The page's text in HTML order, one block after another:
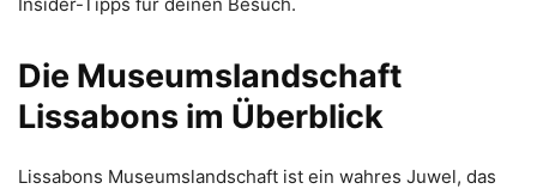
Die Museumslandschaft
Lissabons im Überblick
Lissabons Museumslandschaft ist ein wahres Juwel, das